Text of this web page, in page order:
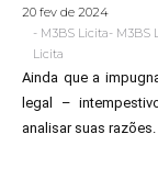
20 fev de 2024
- M3BS Licita- M3BS
Licita
Ainda que a
legal –
analisar suas